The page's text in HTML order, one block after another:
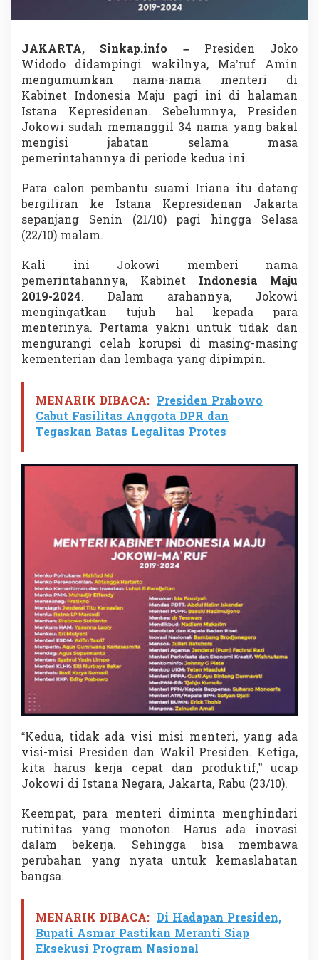
n
e
a
M
a
j
u
T
e
b
n
t
u
k
r
i
k
u
t
j
P
e
s
J
o
k
o
w
JAKARTA, Sinkap.info – Presiden Joko
Widodo didampingi wakilnya, Ma’ruf Amin
mengumumkan nama-nama menteri di
Kabinet Indonesia Maju pagi ini di halaman
Istana Kepresidenan. Sebelumnya, Presiden
Jokowi sudah memanggil 34 nama yang bakal
mengisi jabatan selama masa
pemerintahannya di periode kedua ini.
Para calon pembantu suami Iriana itu datang
bergiliran ke Istana Kepresidenan Jakarta
sepanjang Senin (21/10) pagi hingga Selasa
(22/10) malam.
Kali ini Jokowi memberi nama
pemerintahannya, Kabinet Indonesia Maju
2019-2024. Dalam arahannya, Jokowi
mengingatkan tujuh hal kepada para
menterinya. Pertama yakni untuk tidak dan
mengurangi celah korupsi di masing-masing
kementerian dan lembaga yang dipimpin.
MENARIK DIBACA: Presiden Prabowo
Cabut Fasilitas Anggota DPR dan
Tegaskan Batas Legalitas Protes
“Kedua, tidak ada visi misi menteri, yang ada
visi-misi Presiden dan Wakil Presiden. Ketiga,
kita harus kerja cepat dan produktif,” ucap
Jokowi di Istana Negara, Jakarta, Rabu (23/10).
Keempat, para menteri diminta menghindari
rutinitas yang monoton. Harus ada inovasi
dalam bekerja. Sehingga bisa membawa
perubahan yang nyata untuk kemaslahatan
bangsa.
MENARIK DIBACA: Di Hadapan Presiden,
Bupati Asmar Pastikan Meranti Siap
Eksekusi Program Nasional